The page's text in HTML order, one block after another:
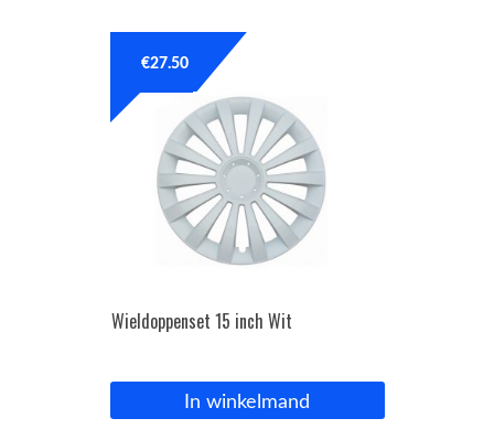
Wieldoppenset 15 inch Wit
€27.50
In winkelmand